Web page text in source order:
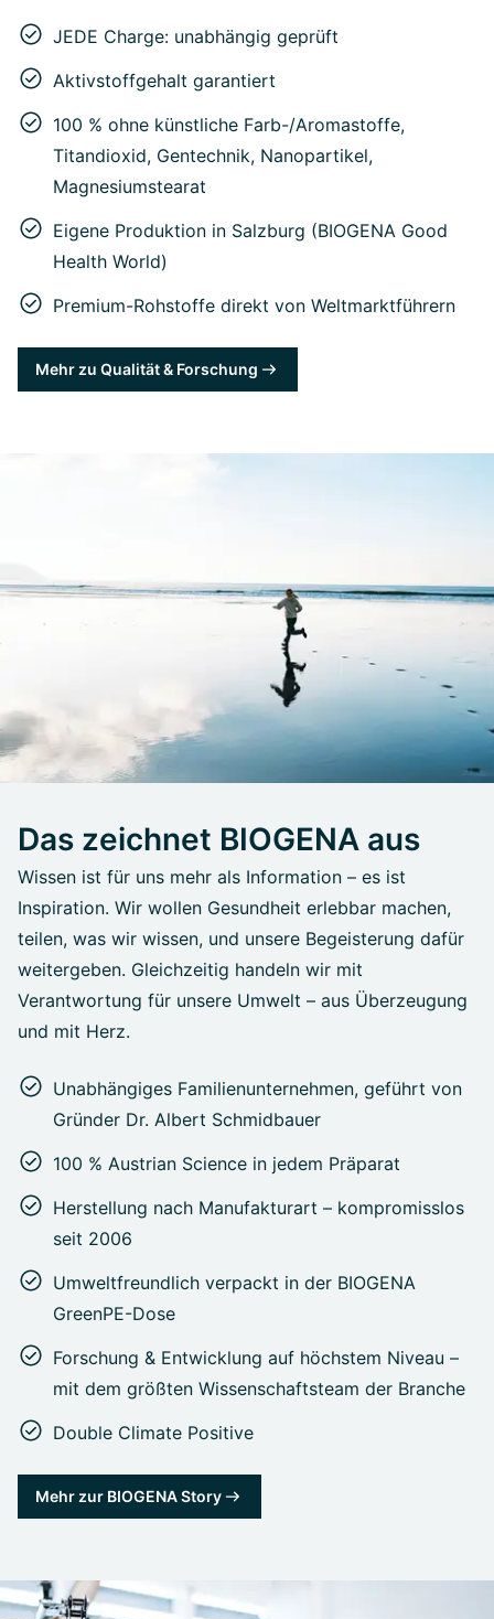
JEDE Charge: unabhängig geprüft
Aktivstoffgehalt garantiert
100 % ohne künstliche Farb-/Aromastoffe,
Titandioxid, Gentechnik, Nanopartikel,
Magnesiumstearat
Eigene Produktion in Salzburg (BIOGENA Good
Health World)
Premium-Rohstoffe direkt von Weltmarktführern
Mehr zu Qualität & Forschung
Das zeichnet BIOGENA aus
Wissen ist für uns mehr als Information – es ist
Inspiration. Wir wollen Gesundheit erlebbar machen,
teilen, was wir wissen, und unsere Begeisterung dafür
weitergeben. Gleichzeitig handeln wir mit
Verantwortung für unsere Umwelt – aus Überzeugung
und mit Herz.
Unabhängiges Familienunternehmen, geführt von
Gründer Dr. Albert Schmidbauer
100 % Austrian Science in jedem Präparat
Herstellung nach Manufakturart – kompromisslos
seit 2006
Umweltfreundlich verpackt in der BIOGENA
GreenPE-Dose
Forschung & Entwicklung auf höchstem Niveau –
mit dem größten Wissenschaftsteam der Branche
Double Climate Positive
Mehr zur BIOGENA Story